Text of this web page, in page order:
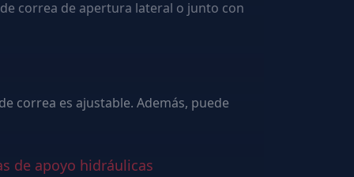
correa es ajustable. Además, puede
de apoyo hidráulicas